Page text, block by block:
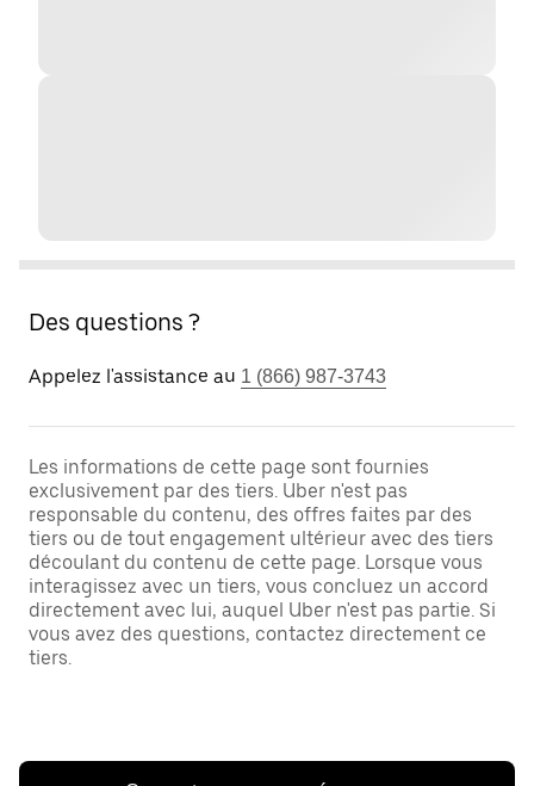
Des questions ?
Appelez l'assistance au 1 (866) 987-3743
Les informations de cette page sont fournies
exclusivement par des tiers. Uber n'est pas
responsable du contenu, des offres faites par des
tiers ou de tout engagement ultérieur avec des tiers
découlant du contenu de cette page. Lorsque vous
interagissez avec un tiers, vous concluez un accord
directement avec lui, auquel Uber n'est pas partie. Si
vous avez des questions, contactez directement ce
tiers.